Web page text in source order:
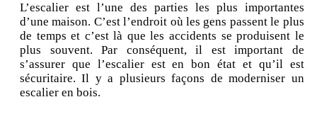
L’escalier est l’une des parties les plus importantes
d’une maison. C’est l’endroit où les gens passent le plus
de temps et c’est là que les accidents se produisent le
plus souvent. Par conséquent, il est important de
s’assurer que l’escalier est en bon état et qu’il est
sécuritaire. Il y a plusieurs façons de moderniser un
escalier en bois.